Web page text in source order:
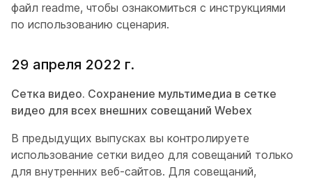
файл readme, чтобы ознакомиться с инструкциями
по использованию сценария.
29 апреля 2022 г.
Сетка видео. Сохранение мультимедиа в сетке
видео для всех внешних совещаний Webex
В предыдущих выпусках вы контролируете
использование сетки видео для совещаний только
для внутренних веб-сайтов. Для совещаний,